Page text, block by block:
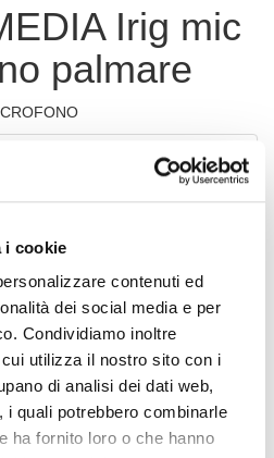
i cookie
contenuti ed
dei social media e per
Condividiamo inoltre
utilizza il nostro sito con i
di analisi dei dati web,
i quali potrebbero combinarle
ha fornito loro o che hanno
Irig mic
palmare
€
immediata
al carrello